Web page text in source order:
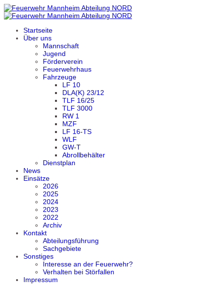
Startseite
Über uns
Mannschaft
Jugend
Förderverein
Feuerwehrhaus
Fahrzeuge
LF 10
DLA(K) 23/12
TLF 16/25
TLF 3000
RW 1
MZF
LF 16-TS
WLF
GW-T
Abrollbehälter
Dienstplan
News
Einsätze
2026
2025
2024
2023
2022
Archiv
Kontakt
Abteilungsführung
Sachgebiete
Sonstiges
Interesse an der Feuerwehr?
Verhalten bei Störfallen
Impressum